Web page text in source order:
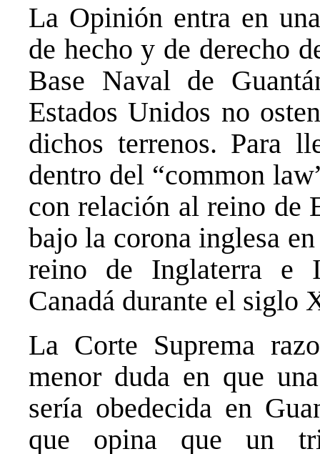
La Opinión entra en
de hecho y de derecho
Base Naval de
Estados Unidos no
dichos terrenos. Para
dentro del “common
con relación al reino de
bajo la corona inglesa
reino de Inglaterra e
Canadá durante el siglo
La Corte Suprema
menor duda en que
sería obedecida en
que opina que un